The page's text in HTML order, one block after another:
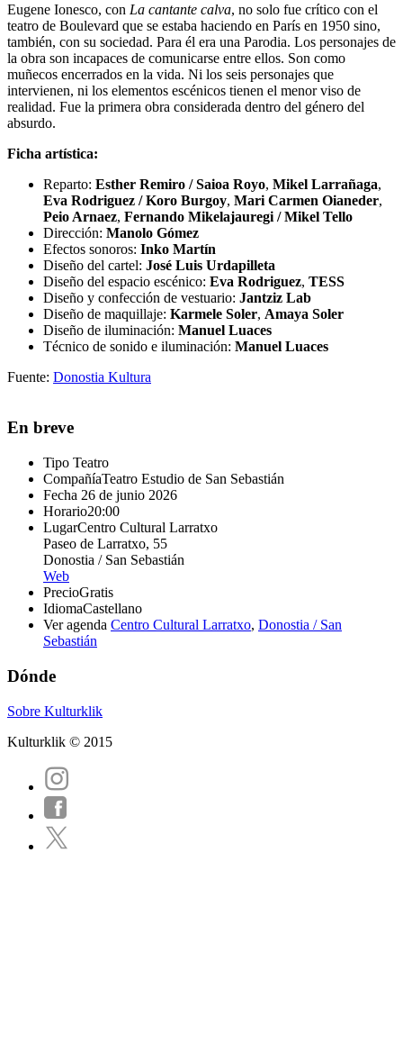
Eugene Ionesco, con La cantante calva, no solo fue crítico con el
teatro de Boulevard que se estaba haciendo en París en 1950 sino,
también, con su sociedad. Para él era una Parodia. Los personajes de
la obra son incapaces de comunicarse entre ellos. Son como
muñecos encerrados en la vida. Ni los seis personajes que
intervienen, ni los elementos escénicos tienen el menor viso de
realidad. Fue la primera obra considerada dentro del género del
absurdo.
Ficha artística:
Reparto: Esther Remiro / Saioa Royo, Mikel Larrañaga,
Eva Rodriguez / Koro Burgoy, Mari Carmen Oianeder,
Peio Arnaez, Fernando Mikelajauregi / Mikel Tello
Dirección: Manolo Gómez
Efectos sonoros: Inko Martín
Diseño del cartel: José Luis Urdapilleta
Diseño del espacio escénico: Eva Rodriguez, TESS
Diseño y confección de vestuario: Jantziz Lab
Diseño de maquillaje: Karmele Soler, Amaya Soler
Diseño de iluminación: Manuel Luaces
Técnico de sonido e iluminación: Manuel Luaces
Fuente: Donostia Kultura
En breve
Tipo Teatro
CompañíaTeatro Estudio de San Sebastián
Fecha 26 de junio 2026
Horario20:00
LugarCentro Cultural Larratxo
Paseo de Larratxo, 55
Donostia / San Sebastián
Web
PrecioGratis
IdiomaCastellano
Ver agenda Centro Cultural Larratxo, Donostia / San
Sebastián
Dónde
Sobre Kulturklik
Kulturklik © 2015